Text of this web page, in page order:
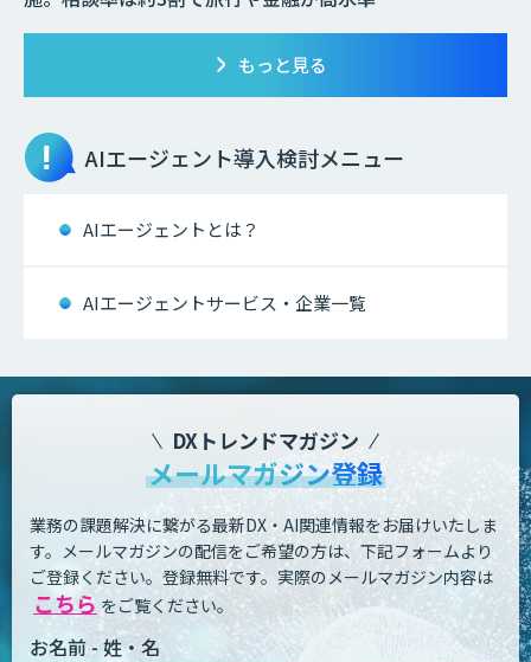
もっと見る
AIエージェント導入検討メニュー
AIエージェントとは？
AIエージェントサービス・企業一覧
DXトレンドマガジン
メールマガジン登録
業務の課題解決に繋がる最新DX・AI関連情報をお届けいたしま
す。 メールマガジンの配信をご希望の方は、下記フォームより
ご登録ください。登録無料です。 実際のメールマガジン内容は
こちら をご覧ください。
お名前 - 姓・名